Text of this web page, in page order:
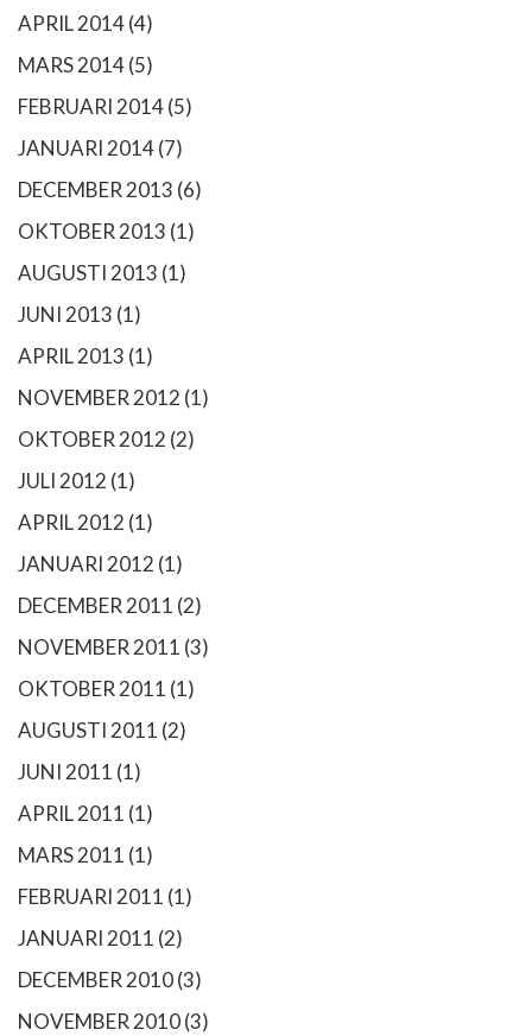
APRIL 2014(4)
MARS 2014(5)
FEBRUARI 2014(5)
JANUARI 2014(7)
DECEMBER 2013 (6)
OKTOBER 2013 (1)
AUGUSTI 2013 (1)
JUNI 2013 (1)
APRIL 2013 (1)
NOVEMBER 2012 (1)
OKTOBER 2012 (2)
JULI 2012 (1)
APRIL 2012 (1)
JANUARI 2012 (1)
DECEMBER 2011 (2)
NOVEMBER 2011 (3)
OKTOBER 2011 (1)
AUGUSTI 2011 (2)
JUNI 2011 (1)
APRIL 2011 (1)
MARS 2011 (1)
FEBRUARI 2011 (1)
JANUARI 2011 (2)
DECEMBER 2010(3)
NOVEMBER 2010(3)